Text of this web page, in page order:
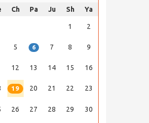
Ch Pa Ju Sh Ya
1 2
5 6 7 8 9
12 13 14 15 16
19 20 21 22 23
26 27 28 29 30